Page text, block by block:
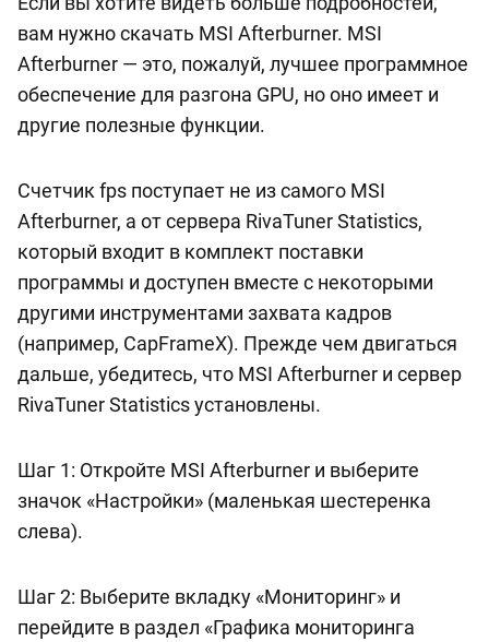
вам нужно скачать MSI Afterburner. MSI
Afterburner — это, пожалуй, лучшее программное
обеспечение для разгона GPU, но оно имеет и
другие полезные функции.
Счетчик fps поступает не из самого MSI
Afterburner, а от сервера RivaTuner Statistics,
который входит в комплект поставки
программы и доступен вместе с некоторыми
другими инструментами захвата кадров
(например, CapFrameX). Прежде чем двигаться
дальше, убедитесь, что MSI Afterburner и сервер
RivaTuner Statistics установлены.
Шаг 1: Откройте MSI Afterburner и выберите
значок «Настройки» (маленькая шестеренка
слева).
Шаг 2: Выберите вкладку «Мониторинг» и
перейдите в раздел «Графика мониторинга